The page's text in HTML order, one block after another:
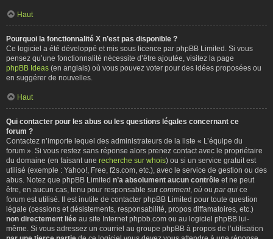
Haut
Pourquoi la fonctionnalité X n’est pas disponible ?
Ce logiciel a été développé et mis sous licence par phpBB Limited. Si vous
pensez qu’une fonctionnalité nécessite d’être ajoutée, visitez la page
phpBB Ideas (en anglais) où vous pouvez voter pour des idées proposées ou
en suggérer de nouvelles.
Haut
Qui contacter pour les abus ou les questions légales concernant ce
forum ?
Contactez n’importe lequel des administrateurs de la liste « L’équipe du
forum ». Si vous restez sans réponse alors prenez contact avec le propriétaire
du domaine (en faisant une recherche sur whois) ou si un service gratuit est
utilisé (exemple : Yahoo!, Free, f2s.com, etc.), avec le service de gestion ou des
abus. Notez que phpBB Limited n’a absolument aucun contrôle et ne peut
être, en aucun cas, tenu pour responsable sur comment, où ou par qui ce
forum est utilisé. Il est inutile de contacter phpBB Limited pour toute question
légale (cessions et désistements, responsabilité, propos diffamatoires, etc.)
non directement liée au site Internet phpbb.com ou au logiciel phpBB lui-
même. Si vous adressez un courriel au groupe phpBB à propos de l’utilisation